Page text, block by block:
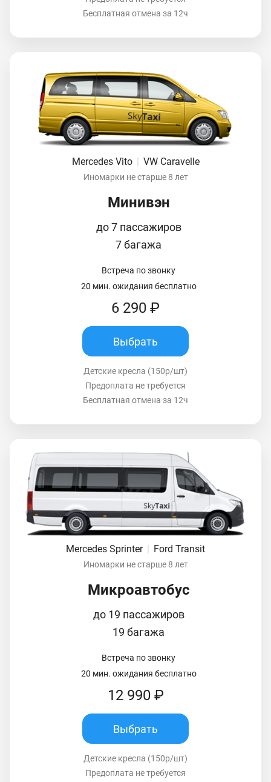
Бесплатная отмена за 12ч
Mercedes Vito VW Caravelle
Иномарки не старше 8 лет
Минивэн
до 7 пассажиров
7 багажа
Встреча по звонку
20 мин. ожидания бесплатно
6 290 ₽
Выбрать
Детские кресла (150р/шт)
Предоплата не требуется
Бесплатная отмена за 12ч
Mercedes Sprinter | Ford Transit
Иномарки не старше 8 лет
Микроавтобус
до 19 пассажиров
19 багажа
Встреча по звонку
20 мин. ожидания бесплатно
12 990 ₽
Выбрать
Детские кресла (150р/шт)
Предоплата не требуется